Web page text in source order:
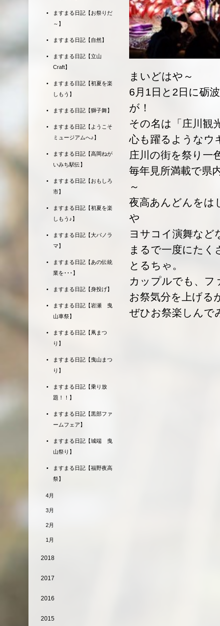
まいどはや～
6月1日と2日に砺
が！
その名は「庄川観
心も躍るようなウ
庄川の街を祭り一
毎年見所満載で県
～
夜高あんどんをは
や
ヨサコイ演舞など
まるで一度にた
とるちゃ。
カップルでも、フ
お祭気分を上げる
ぜひお祭楽しんで
ますまる日記【お祭りだ
～】
ますまる日記【自然】
ますまる日記【立山
Craft】
ますまる日記【初夏を楽
しもう】
ますまる日記【獅子舞】
ますまる日記【ようこそ
ミュージアムへ♪】
ますまる日記【高岡ねが
いみち駅伝】
ますまる日記【おもしろ
市】
ますまる日記【初夏を楽
しもう♪】
ますまる日記【大パノラ
マ】
ますまる日記【あの伝統
業を･･･】
ますまる日記【身投げ】
ますまる日記【岩瀬 曳
山車祭】
ますまる日記【凧まつ
り】
ますまる日記【曳山まつ
り】
ますまる日記【乗り放
題！！】
ますまる日記【黒部ファ
ームフェア】
ますまる日記【城端 曳
山祭り】
ますまる日記【福野夜高
祭】
4月
3月
2月
1月
2018
2017
2016
2015